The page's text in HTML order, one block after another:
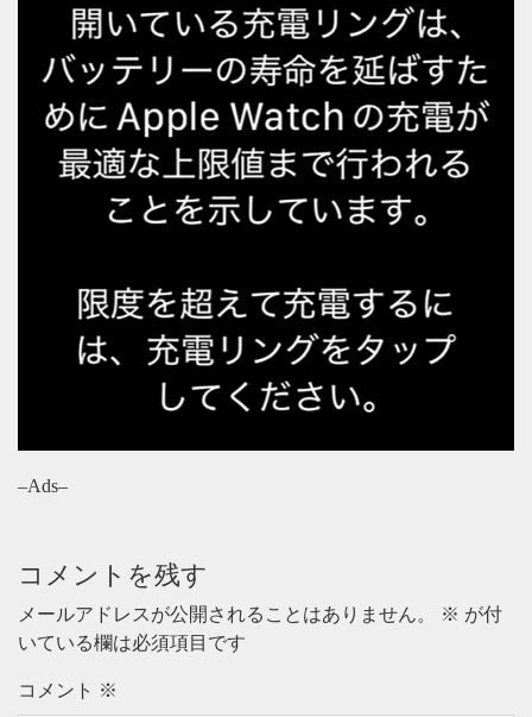
–Ads–
コメントを残す
メールアドレスが公開されることはありません。 ※ が付
いている欄は必須項目です
コメント ※